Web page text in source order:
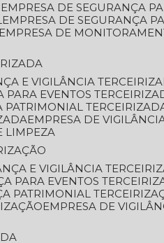
EMPRESA DE SEGURANÇA
EMPRESA DE SEGURANÇA
EMPRESA DE
E VIGILÂNCIA
PARA EVENTOS
PATRIMONIAL
EMPRESA DE
LIMPEZA
E VIGILÂNCIA
PARA EVENTOS
PATRIMONIAL
EMPRESA DE